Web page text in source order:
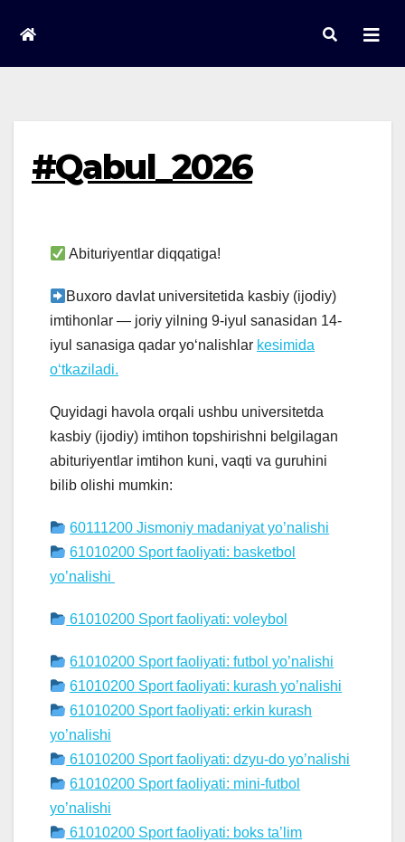
content
#Qabul_2026
Abituriyentlar diqqatiga!
Buxoro davlat universitetida kasbiy (ijodiy)
imtihonlar — joriy yilning 9-iyul sanasidan 14-
iyul sanasiga qadar yo‘nalishlar kesimida
o‘tkaziladi.
Quyidagi havola orqali ushbu universitetda
kasbiy (ijodiy) imtihon topshirishni belgilagan
abituriyentlar imtihon kuni, vaqti va guruhini
bilib olishi mumkin:
60111200 Jismoniy madaniyat yo’nalishi
61010200 Sport faoliyati: basketbol
yo’nalishi
61010200 Sport faoliyati: voleybol
61010200 Sport faoliyati: futbol yo’nalishi
61010200 Sport faoliyati: kurash yo’nalishi
61010200 Sport faoliyati: erkin kurash
yo’nalishi
61010200 Sport faoliyati: dzyu-do yo’nalishi
61010200 Sport faoliyati: mini-futbol
yo’nalishi
61010200 Sport faoliyati: boks ta’lim